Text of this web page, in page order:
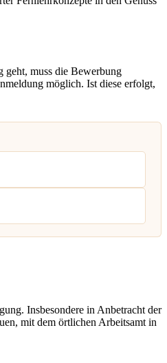
geht, muss die Bewerbung
möglich. Ist diese erfolgt,
Insbesondere in Anbetracht der
mit dem örtlichen Arbeitsamt in